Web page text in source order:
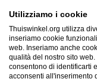
pratiche con vari
strumenti e
mercato e
la Thuiswinkel e-
Utilizziamo i cookie
Thuiswinkel.org utilizza
inseriamo cookie
web. Inseriamo anche
qualità del nostro sito
consentono di identificarti
acconsenti all'inserimento